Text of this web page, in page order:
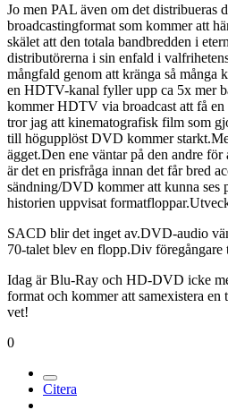
Jo men PAL även om det distribueras
broadcastingformat som kommer att
skälet att den totala bandbredden i
distributörerna i sin enfald i
mångfald genom att kränga så många
en HDTV-kanal fyller upp ca 5x mer
kommer HDTV via broadcast att få
tror jag att kinematografisk film som
till högupplöst DVD kommer
ägget.Den ene väntar på den andre
är det en prisfråga innan det får bred
sändning/DVD kommer att kunna
historien uppvisat
SACD blir det inget av.DVD-audio
70-talet blev en flopp.Div
Idag är Blu-Ray och HD-DVD icke
format och kommer att samexistera
vet!
0
Citera